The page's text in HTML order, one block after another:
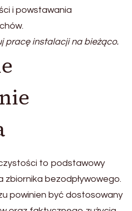
i powstawania
pracę instalacji na bieżąco.
to podstawowy
zbiornika bezodpływowego.
powinien być dostosowany